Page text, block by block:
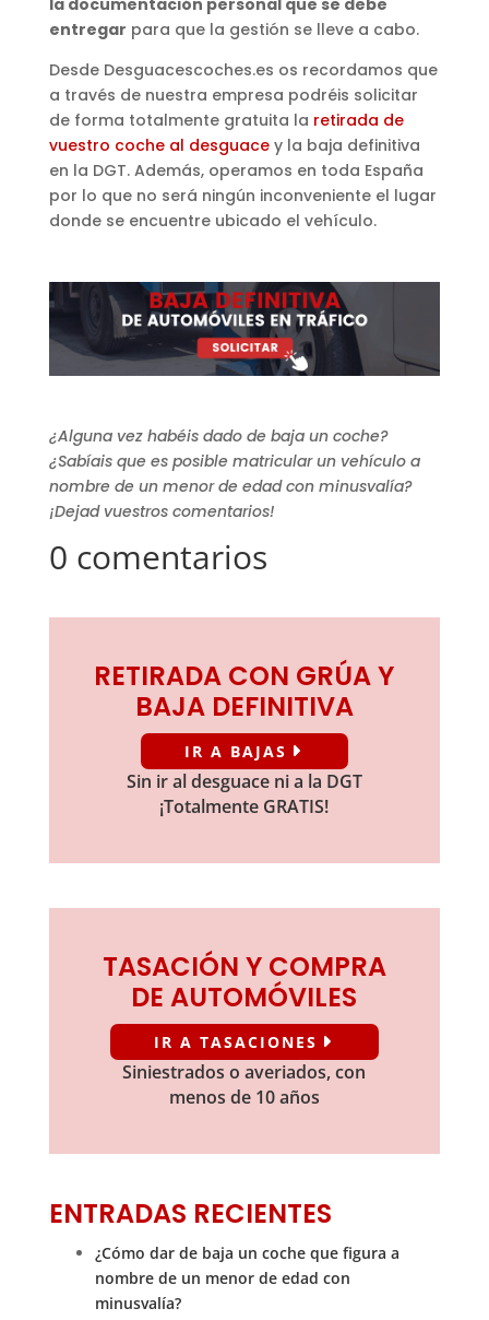
la documentación personal que se debe
entregar para que la gestión se lleve a cabo.
Desde Desguacescoches.es os recordamos que
a través de nuestra empresa podréis solicitar
de forma totalmente gratuita la retirada de
vuestro coche al desguacey la baja definitiva
en la DGT. Además, operamos en toda España
por lo que no será ningún inconveniente el lugar
donde se encuentre ubicado el vehículo.
¿Alguna vez habéis dado de baja un coche?
¿Sabíais que es posible matricular un vehículo a
nombre de un menor de edad con minusvalía?
¡Dejad vuestros comentarios!
0 comentarios
RETIRADA CON GRÚA Y
BAJA DEFINITIVA
IR A BAJAS
Sin ir al desguace ni a la DGT
¡Totalmente GRATIS!
TASACIÓN Y COMPRA
DE AUTOMÓVILES
IR A TASACIONES
Siniestrados o averiados, con
menos de 10 años
ENTRADAS RECIENTES
¿Cómo dar de baja un coche que figura a
nombre de un menor de edad con
minusvalía?